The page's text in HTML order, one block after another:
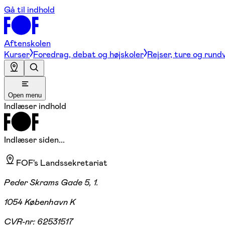
Gå til indhold
Aftenskolen
Kurser Foredrag, debat og højskoler Rejser, ture og
Open menu
Indlæser indhold
Indlæser siden...
FOF's Landssekretariat
Peder Skrams Gade 5, 1.
1054 København K
CVR-nr: 62531517